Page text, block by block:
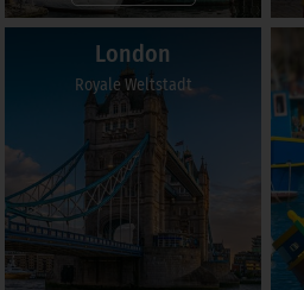
London
Royale Weltstadt